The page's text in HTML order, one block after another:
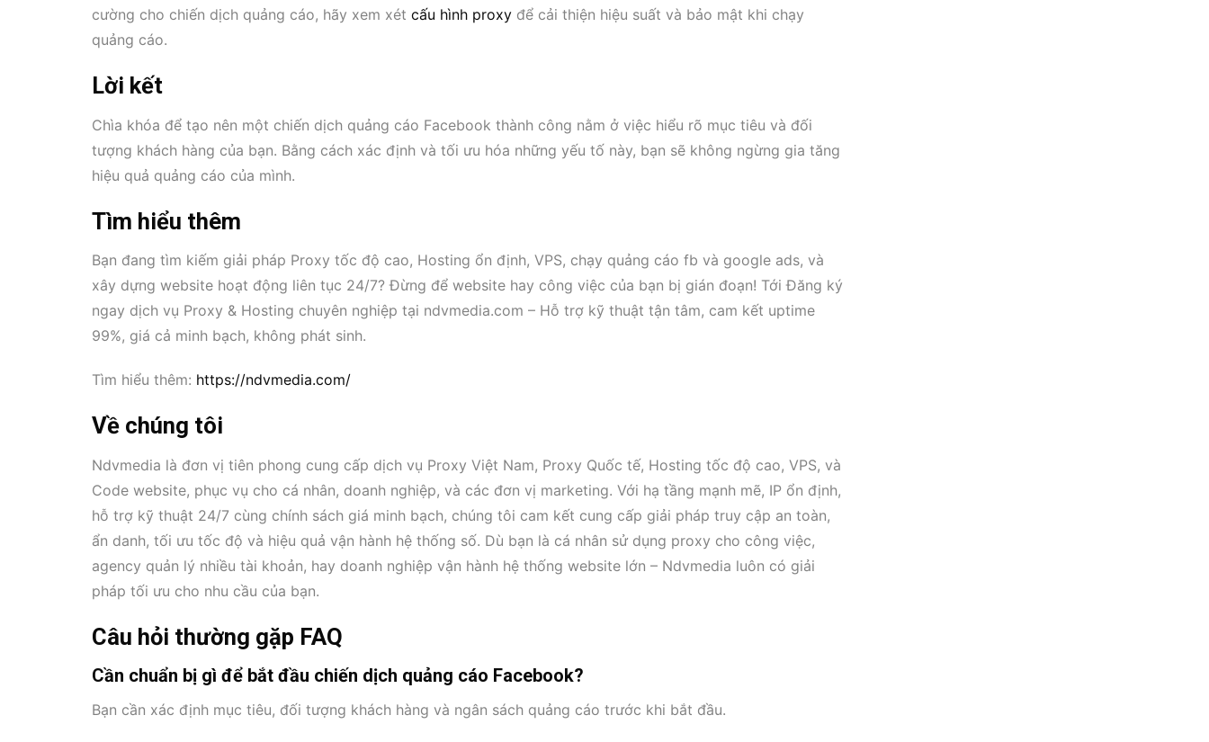
cường cho chiến dịch quảng cáo, hãy xem xét cấu hình proxy để cải thiện hiệu suất và bảo mật khi chạy
quảng cáo.
Lời kết
Chìa khóa để tạo nên một chiến dịch quảng cáo Facebook thành công nằm ở việc hiểu rõ mục tiêu và đối
tượng khách hàng của bạn. Bằng cách xác định và tối ưu hóa những yếu tố này, bạn sẽ không ngừng gia tăng
hiệu quả quảng cáo của mình.
Tìm hiểu thêm
Bạn đang tìm kiếm giải pháp Proxy tốc độ cao, Hosting ổn định, VPS, chạy quảng cáo fb và google ads, và
xây dựng website hoạt động liên tục 24/7? Đừng để website hay công việc của bạn bị gián đoạn! Tới Đăng ký
ngay dịch vụ Proxy & Hosting chuyên nghiệp tại ndvmedia.com – Hỗ trợ kỹ thuật tận tâm, cam kết uptime
99%, giá cả minh bạch, không phát sinh.
Tìm hiểu thêm: https://ndvmedia.com/
Về chúng tôi
Ndvmedia là đơn vị tiên phong cung cấp dịch vụ Proxy Việt Nam, Proxy Quốc tế, Hosting tốc độ cao, VPS, và
Code website, phục vụ cho cá nhân, doanh nghiệp, và các đơn vị marketing. Với hạ tầng mạnh mẽ, IP ổn định,
hỗ trợ kỹ thuật 24/7 cùng chính sách giá minh bạch, chúng tôi cam kết cung cấp giải pháp truy cập an toàn,
ẩn danh, tối ưu tốc độ và hiệu quả vận hành hệ thống số. Dù bạn là cá nhân sử dụng proxy cho công việc,
agency quản lý nhiều tài khoản, hay doanh nghiệp vận hành hệ thống website lớn – Ndvmedia luôn có giải
pháp tối ưu cho nhu cầu của bạn.
Câu hỏi thường gặp FAQ
Cần chuẩn bị gì để bắt đầu chiến dịch quảng cáo Facebook?
Bạn cần xác định mục tiêu, đối tượng khách hàng và ngân sách quảng cáo trước khi bắt đầu.